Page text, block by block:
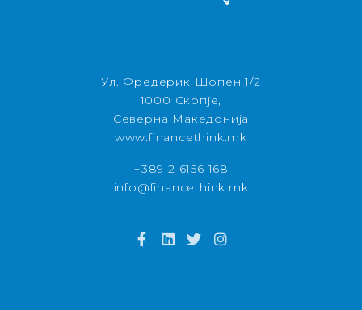
Ул. Фредерик Шопен 1/2
1000 Скопје,
Северна Македонија
www.financethink.mk
+389 2 6156 168
info@financethink.mk